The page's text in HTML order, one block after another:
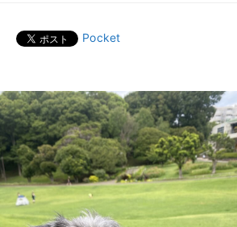
Pocket